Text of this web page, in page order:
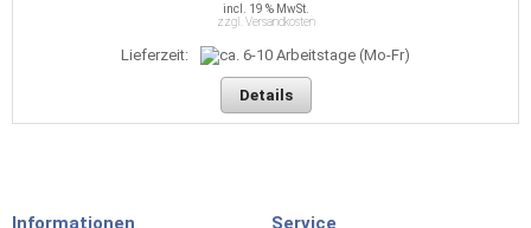
incl. 19 % MwSt.
zzgl. Versandkosten
Lieferzeit:
Details
Informationen Service